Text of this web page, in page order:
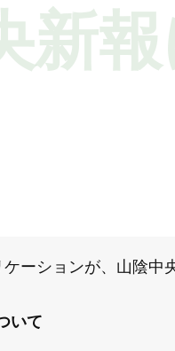
新
ーションが、山陰中
いて